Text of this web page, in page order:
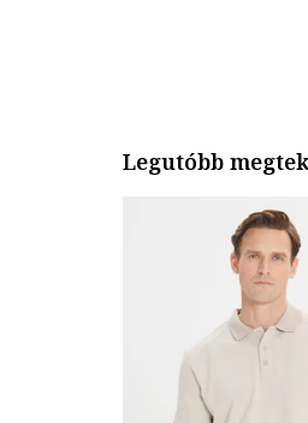
Legutóbb